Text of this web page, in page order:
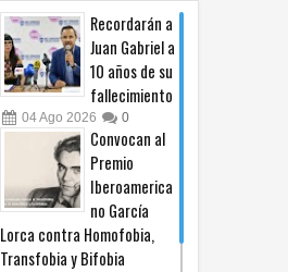
05Ago 2026
Recordarán a
Juan Gabriel a
10 años de su
fallecimiento
04Ago 2026 0
Convocan al
Premio
Iberoamerica
no García
Lorca contra Homofobia,
Transfobia y Bifobia